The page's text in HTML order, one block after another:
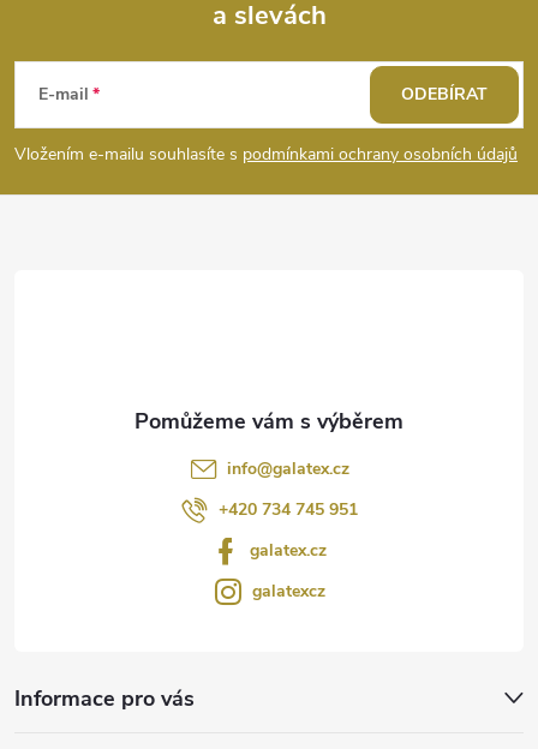
p
a
a slevách
E-mail
Vložením e-mailu souhlasíte s podmínkami ochrany osobních údajů
ODEBÍRAT
info@galatex.cz
+420 734 745 951
galatex.cz
galatexcz
Informace pro vás